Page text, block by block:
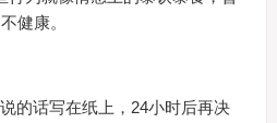
健康。
说的话写在纸上，24小时后再决